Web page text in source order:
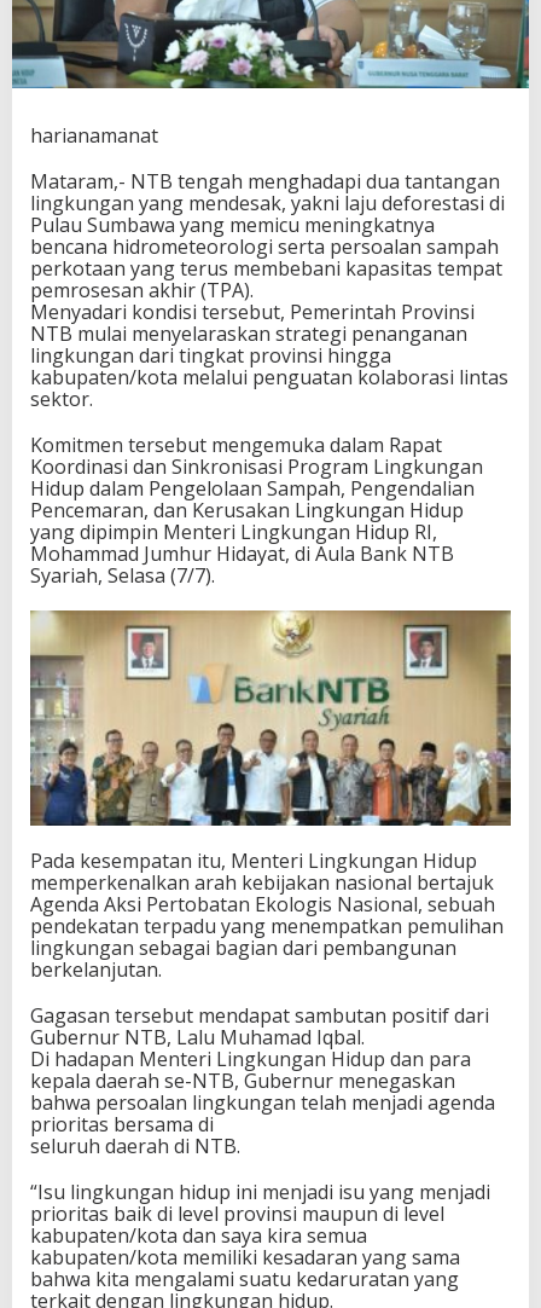
a
d
i
A
a
r
u
P
e
n
a
n
g
a
n
H
u
a
n
d
n
m
p
h
N
B
harianamanat
Mataram,- NTB tengah menghadapi dua tantangan
lingkungan yang mendesak, yakni laju deforestasi di
Pulau Sumbawa yang memicu meningkatnya
bencana hidrometeorologi serta persoalan sampah
perkotaan yang terus membebani kapasitas tempat
pemrosesan akhir (TPA).
Menyadari kondisi tersebut, Pemerintah Provinsi
NTB mulai menyelaraskan strategi penanganan
lingkungan dari tingkat provinsi hingga
kabupaten/kota melalui penguatan kolaborasi lintas
sektor.
Komitmen tersebut mengemuka dalam Rapat
Koordinasi dan Sinkronisasi Program Lingkungan
Hidup dalam Pengelolaan Sampah, Pengendalian
Pencemaran, dan Kerusakan Lingkungan Hidup
yang dipimpin Menteri Lingkungan Hidup RI,
Mohammad Jumhur Hidayat, di Aula Bank NTB
Syariah, Selasa (7/7).
Pada kesempatan itu, Menteri Lingkungan Hidup
memperkenalkan arah kebijakan nasional bertajuk
Agenda Aksi Pertobatan Ekologis Nasional, sebuah
pendekatan terpadu yang menempatkan pemulihan
lingkungan sebagai bagian dari pembangunan
berkelanjutan.
Gagasan tersebut mendapat sambutan positif dari
Gubernur NTB, Lalu Muhamad Iqbal.
Di hadapan Menteri Lingkungan Hidup dan para
kepala daerah se-NTB, Gubernur menegaskan
bahwa persoalan lingkungan telah menjadi agenda
prioritas bersama di
seluruh daerah di NTB.
“Isu lingkungan hidup ini menjadi isu yang menjadi
prioritas baik di level provinsi maupun di level
kabupaten/kota dan saya kira semua
kabupaten/kota memiliki kesadaran yang sama
bahwa kita mengalami suatu kedaruratan yang
terkait dengan lingkungan hidup.